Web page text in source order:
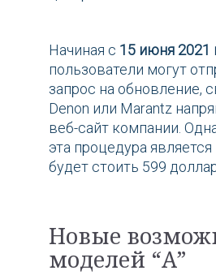
Начиная с 15 июня 2021
пользователи могут
запрос на обновление,
Denon или Marantz
веб-сайт компании.
эта процедура является
будет стоить 599
Новые
моделей “А”